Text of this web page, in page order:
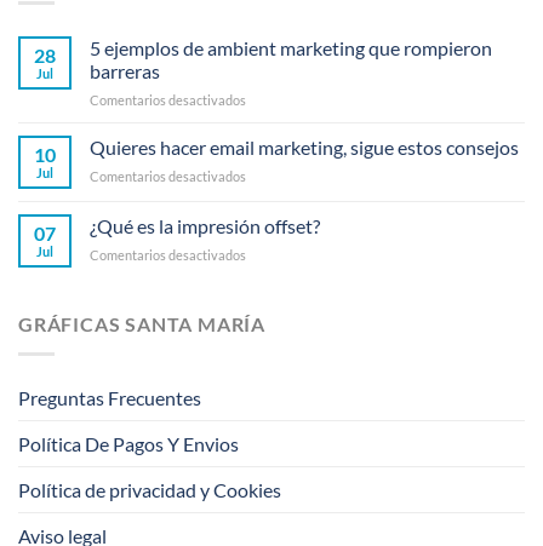
28
Jul
5 ejemplos de ambient marketing que rompieron
barreras
Comentarios desactivados
ejemplos
ambient
que
barreras
10
Jul
Quieres hacer email marketing, sigue estos consejos
Comentarios desactivados
email
marketing,
consejos
07
Jul
¿Qué es la impresión offset?
Comentarios desactivados
la
impresión
GRÁFICAS SANTA MARÍA
Preguntas Frecuentes
Política De Pagos Y Envios
Política de privacidad y Cookies
Aviso legal